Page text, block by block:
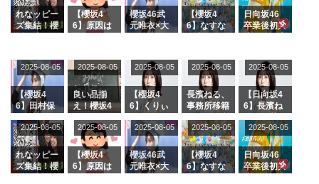
k』オフィ
シャルグッ
ズ絶賛販売
沼晶保【く
りぃむナン
タラ】
に。これで
事務所に所
属している
がこちら
れなッピー
ズ集結！櫻
理子、8/6
「ラヴィッ
ト！」水曜
スタジオ出
演決定
【櫻坂4
6】原因は
uddiesを
ざわつかせ
る...
櫻坂46武
元唯衣×大
カップお姉
さんに恐怖
【くりぃむ
ナンタラ】
【櫻坂4
6】なすな
2曲目っ
て...【ラヴ
ィット 東
京ドーム公
演】
日向坂46
卒業後初共
師匠オード
リー若林さ
んと再会し
た結果･･･
【激レアさ
きた。】
【櫻坂4
6】田村保
ージを脱い
でいた理由
2025-08-05
良い品揃
え！櫻坂4
グル『Mak
e or Brea
k』オフィ
シャルグッ
ズ絶賛販売
2025-08-05
【櫻坂4
6】くりぃ
の2人を手
玉に取る大
沼晶保【く
りぃむナン
タラ】
2025-08-05
長濱ねる、
事務所移籍
属を発表
2025-08-05
【日向坂4
6】長濱ね
ら移籍しフ
ラーム所属
に。これで
事務所に所
属している
2025-08-05
れなッピー
ズ集結！櫻
2025-08-05
【櫻坂4
6】原因は
2025-08-05
櫻坂46武
元唯衣×大
2025-08-05
【櫻坂4
6】なすな
2025-08-05
日向坂46
卒業後初共
2025-08-05